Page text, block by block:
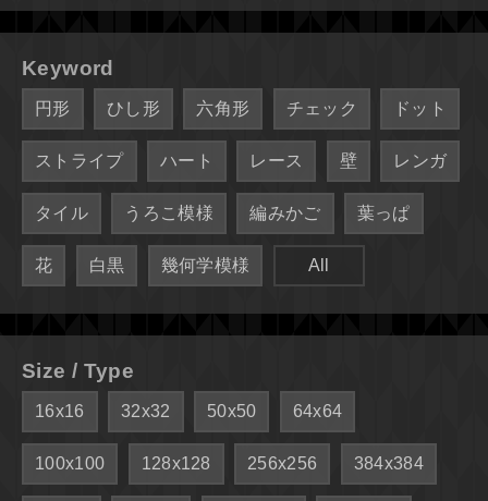
Keyword
円形 ひし形 六角形 チェック ドット
ストライプ ハート レース 壁 レンガ
タイル うろこ模様 編みかご 葉っぱ
花 白黒 幾何学模様 All
Size / Type
16x16 32x32 50x50 64x64
100x100 128x128 256x256 384x384